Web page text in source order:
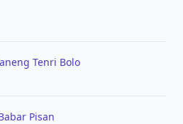
Tenri Bolo
Pisan